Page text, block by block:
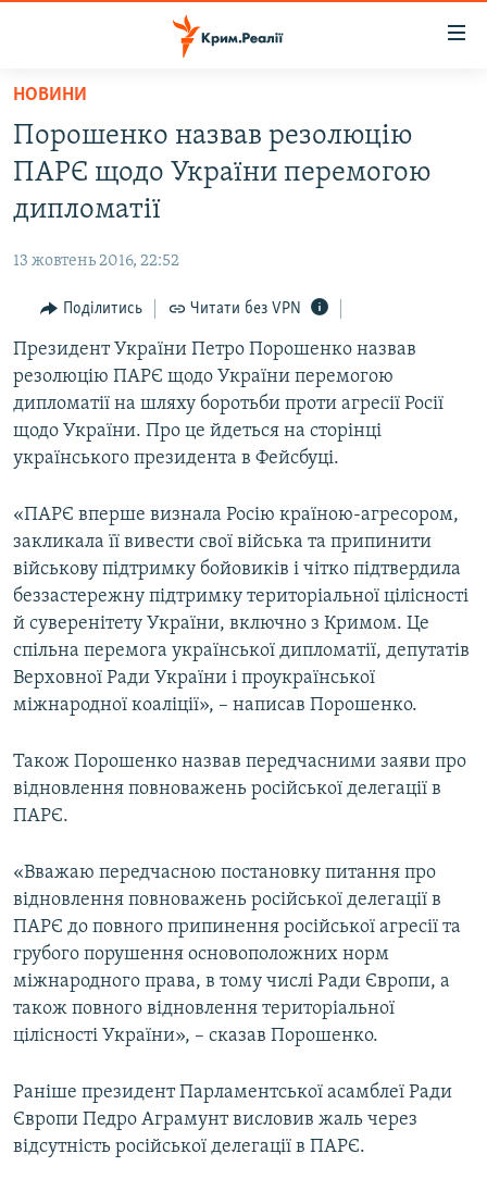
Перейти
основного
матеріалу
до
основної
Перейти
пошуку
ВОДА.КРИМ
ВІДЕО ТА ФОТО
БЛОГИ
ПОГЛЯД
ІНТЕРВ'Ю
ВСЕ ЗА ДЕНЬ
СПЕЦПРОЕКТИ
ДЕПОРТАЦІЯ
ВІДЕОУРОКИ «ELIFBE»
СВІДЧЕННЯ ОКУПАЦІЇ
УКРАЇНСЬКА ПРОБЛЕМА КРИМУ
ІНФОГРАФІКА
ЯК ОБІЙТИ БЛОКУВАННЯ
Русский
Qırımtatar
ДОЛУЧАЙСЯ!
НОВИНИ
Порошенко назвав резолюцію
ПАРЄ щодо України перемогою
дипломатії
13 жовтень 2016, 22:52
Поділитись Читати без VPN
Президент України Петро Порошенко назвав
резолюцію ПАРЄ щодо України перемогою
дипломатії на шляху боротьби проти агресії Росії
щодо України. Про це йдеться на сторінці
українського президента в Фейсбуці.
«ПАРЄ вперше визнала Росію країною-агресором,
закликала її вивести свої війська та припинити
військову підтримку бойовиків і чітко підтвердила
беззастережну підтримку територіальної цілісності
й суверенітету України, включно з Кримом. Це
спільна перемога української дипломатії, депутатів
Верховної Ради України і проукраїнської
міжнародної коаліції», – написав Порошенко.
Також Порошенко назвав передчасними заяви про
відновлення повноважень російської делегації в
ПАРЄ.
«Вважаю передчасною постановку питання про
відновлення повноважень російської делегації в
ПАРЄ до повного припинення російської агресії та
грубого порушення основоположних норм
міжнародного права, в тому числі Ради Європи, а
також повного відновлення територіальної
цілісності України», – сказав Порошенко.
Раніше президент Парламентської асамблеї Ради
Європи Педро Аграмунт висловив жаль через
відсутність російської делегації в ПАРЄ.